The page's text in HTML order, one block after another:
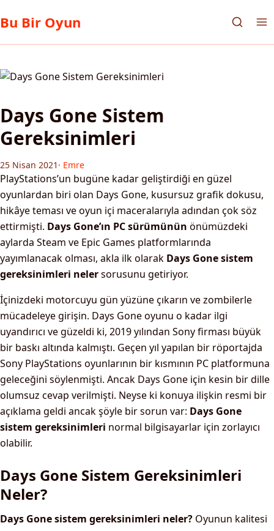
Bu Bir Oyun
Days Gone Sistem
Gereksinimleri
25 Nisan 2021 · Emre
PlayStations’un bugüne kadar geliştirdiği en güzel
oyunlardan biri olan Days Gone, kusursuz grafik dokusu,
hikâye teması ve oyun içi maceralarıyla adından çok söz
ettirmişti. Days Gone’ın PC sürümünün önümüzdeki
aylarda Steam ve Epic Games platformlarında
yayımlanacak olması, akla ilk olarak Days Gone sistem
gereksinimleri nelersorusunu getiriyor.
İçinizdeki motorcuyu gün yüzüne çıkarın ve zombilerle
mücadeleye girişin. Days Gone oyunu o kadar ilgi
uyandırıcı ve güzeldi ki, 2019 yılından Sony firması büyük
bir baskı altında kalmıştı. Geçen yıl yapılan bir röportajda
Sony PlayStations oyunlarının bir kısmının PC platformuna
geleceğini söylenmişti. Ancak Days Gone için kesin bir dille
olumsuz cevap verilmişti. Neyse ki konuya ilişkin resmi bir
açıklama geldi ancak şöyle bir sorun var: Days Gone
sistem gereksinimleri normal bilgisayarlar için zorlayıcı
olabilir.
Days Gone Sistem Gereksinimleri
Neler?
Days Gone sistem gereksinimleri neler? Oyunun kalitesi